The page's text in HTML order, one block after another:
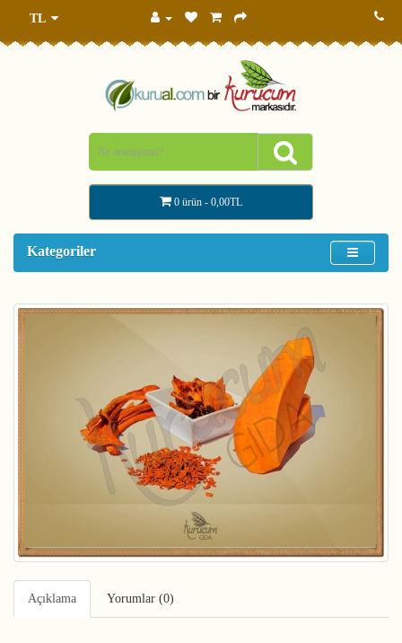
TL
0 ürün - 0,00TL
Kategoriler
Açıklama Yorumlar (0)